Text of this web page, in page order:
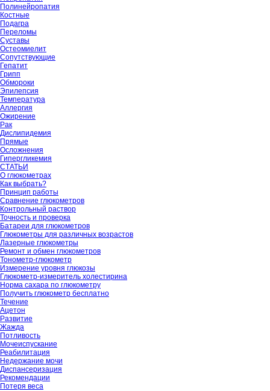
Полинейропатия
Костные
Подагра
Переломы
Суставы
Остеомиелит
Сопутствующие
Гепатит
Грипп
Обмороки
Эпилепсия
Температура
Аллергия
Ожирение
Рак
Дислипидемия
Прямые
Осложнения
Гипергликемия
СТАТЬИ
О глюкометрах
Как выбрать?
Принцип работы
Сравнение глюкометров
Контрольный раствор
Точность и проверка
Батареи для глюкометров
Глюкометры для различных возрастов
Лазерные глюкометры
Ремонт и обмен глюкометров
Тонометр-глюкометр
Измерение уровня глюкозы
Глюкометр-измеритель холестирина
Норма сахара по глюкометру
Получить глюкометр бесплатно
Течение
Ацетон
Развитие
Жажда
Потливость
Мочеиспускание
Реабилитация
Недержание мочи
Диспансеризация
Рекомендации
Потеря веса